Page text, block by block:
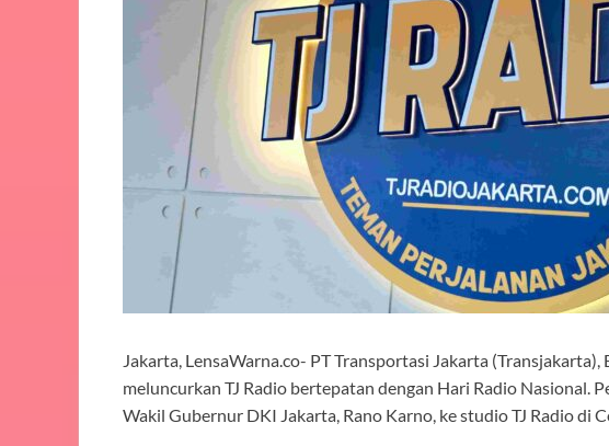
Jakarta, LensaWarna.co- PT Transportasi Jakarta
meluncurkan TJ Radio bertepatan dengan Hari Radio Nasional.
Wakil Gubernur DKI Jakarta, Rano Karno, ke studio TJ Radio di